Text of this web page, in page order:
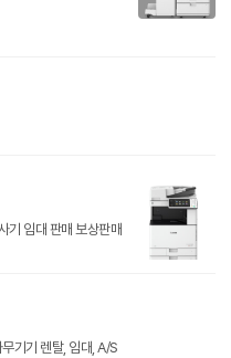
기 임대 판매 보상판매
컬러(흑백) 복합기부터 무한잉크젯 복합기까지 사무기기 렌탈, 임대, A/S